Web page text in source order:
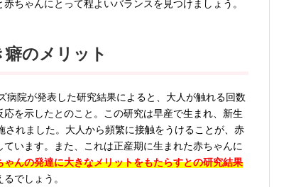
ちゃんにとって程よいバランスを見つけましょう。
のメリット
院が発表した研究結果によると、大人が触れる回数
を示したとのこと。この研究は早産で生まれ、新生
れました。大人から頻繁に接触をうけることが、赤
います。また、これは正産期に生まれた赤ちゃんに
んの発達に大きなメリットをもたらすとの研究結果
るでしょう。